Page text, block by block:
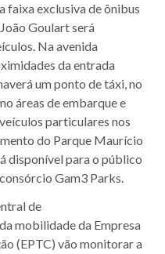
faixa exclusiva de ônibus
Goulart será
Na avenida
da entrada
um ponto de táxi, no
áreas de embarque e
particulares nos
do Parque Maurício
disponível para o público
Gam3 Parks.
de
mobilidade da Empresa
(EPTC) vão monitorar a